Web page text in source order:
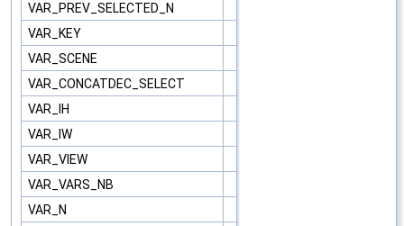
VAR_PREV_SELECTED_N
VAR_KEY
VAR_SCENE
VAR_CONCATDEC_SELECT
VAR_IH
VAR_IW
VAR_VIEW
VAR_VARS_NB
VAR_N